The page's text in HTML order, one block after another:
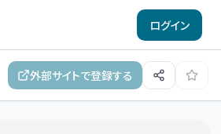
ログイン
外部サイトで登録する